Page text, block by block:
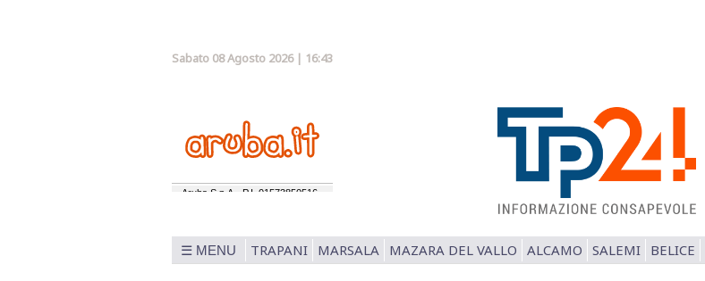
Sabato 08 Agosto 2026 | 16:43
☰ MENU TRAPANI MARSALA MAZARA DEL VALLO ALCAMO SALEMI BELICE